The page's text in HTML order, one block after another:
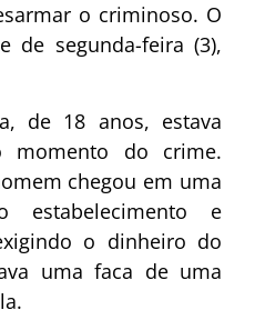
o criminoso. O
de segunda-feira (3),
de 18 anos, estava
momento do crime.
chegou em uma
estabelecimento e
o dinheiro do
uma faca de uma